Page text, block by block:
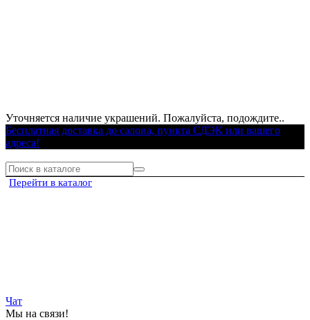
Уточняется наличие украшений. Пожалуйста, подождите..
Бесплатная доставка до салона, пункта СДЭК или вашего
адреса!
Перейти в каталог
Чат
Мы на связи!